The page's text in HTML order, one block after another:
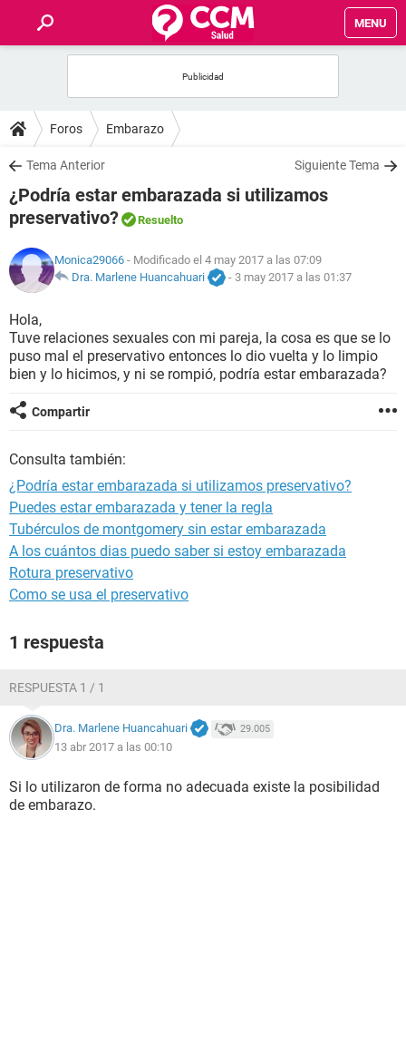
MENU
FOROS
SALUD
FAMILIA
NUTRICIÓN
SEXUALIDAD
Foros Embarazo
Tema Anterior Siguiente Tema
¿Podría estar embarazada si utilizamos
preservativo?
Resuelto
Monica29066 - Modificado el 4 may 2017 a las 07:09
Dra. Marlene Huancahuari
- 3 may 2017 a las 01:37
Hola,
Tuve relaciones sexuales con mi pareja, la cosa es que se lo
puso mal el preservativo entonces lo dio vuelta y lo limpio
bien y lo hicimos, y ni se rompió, podría estar embarazada?
Compartir
Consulta también:
¿Podría estar embarazada si utilizamos preservativo?
Puedes estar embarazada y tener la regla
Tubérculos de montgomery sin estar embarazada
A los cuántos dias puedo saber si estoy embarazada
Rotura preservativo
Como se usa el preservativo
1 respuesta
RESPUESTA 1 / 1
Dra. Marlene Huancahuari 29.005
13 abr 2017 a las 00:10
Si lo utilizaron de forma no adecuada existe la posibilidad
de embarazo.